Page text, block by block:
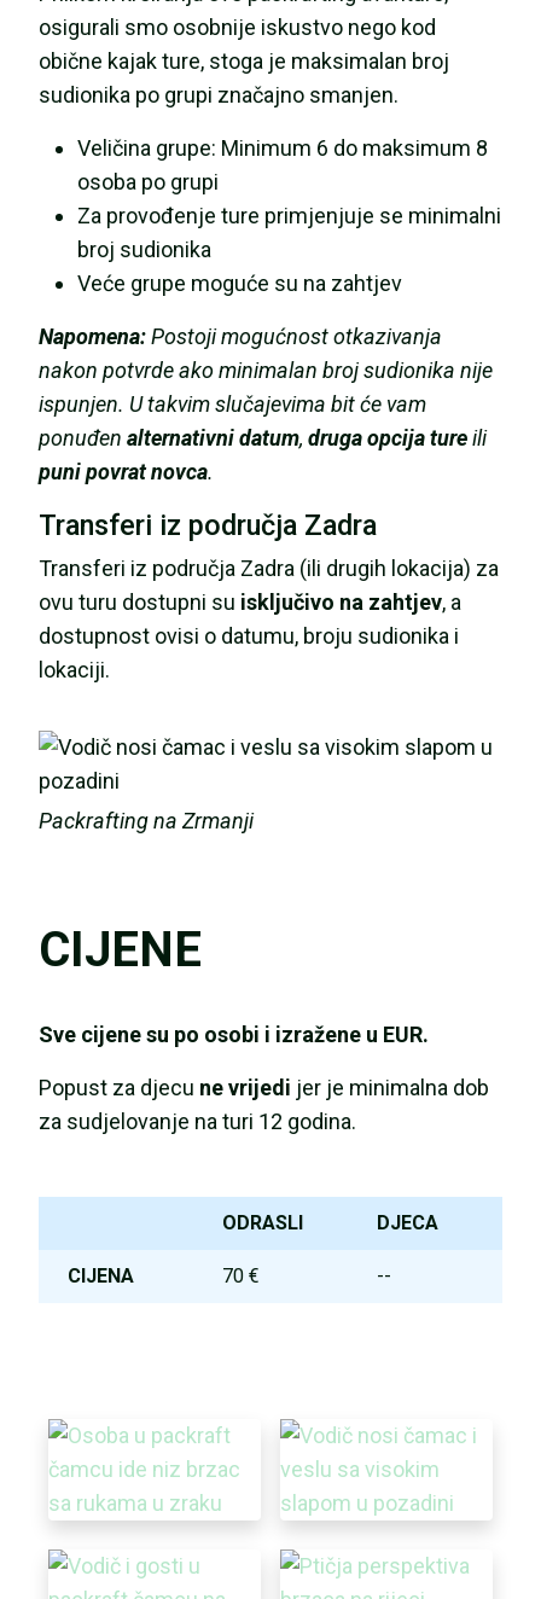
osigurali smo osobnije iskustvo nego kod
obične kajak ture, stoga je maksimalan broj
sudionika po grupi značajno smanjen.
Veličina grupe: Minimum 6 do maksimum 8
osoba po grupi
Za provođenje ture primjenjuje se minimalni
broj sudionika
Veće grupe moguće su na zahtjev
Napomena:Postoji mogućnost otkazivanja
nakon potvrde ako minimalan broj sudionika nije
ispunjen. U takvim slučajevima bit će vam
ponuđen alternativni datum, druga opcija tureili
puni povrat novca.
Transferi iz područja Zadra
Transferi iz područja Zadra (ili drugih lokacija) za
ovu turu dostupni su isključivo na zahtjev, a
dostupnost ovisi o datumu, broju sudionika i
lokaciji.
Packrafting na Zrmanji
CIJENE
Sve cijene su po osobi i izražene u EUR.
Popust za djecu ne vrijedi jer je minimalna dob
za sudjelovanje na turi 12 godina.
ODRASLI DJECA
CIJENA 70 € --